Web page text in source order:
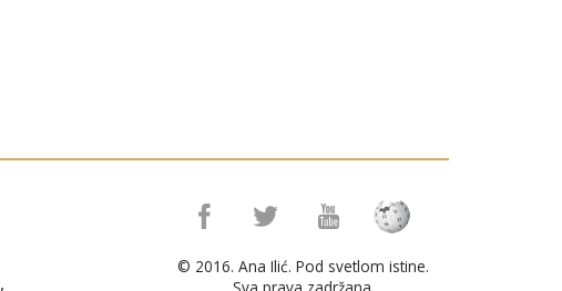
,
© 2016. Ana Ilić. Pod svetlom istine.